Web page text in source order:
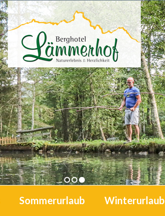
1 2 3
Sommerurlaub Winterurlaub